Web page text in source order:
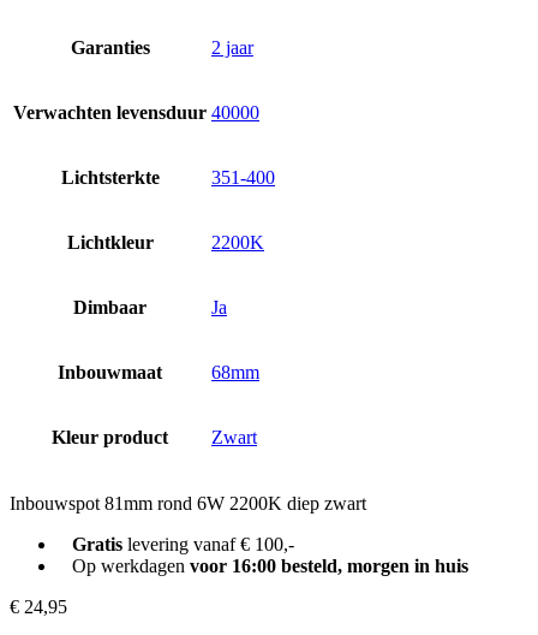
Garanties 2 jaar
Verwachten levensduur 40000
Lichtsterkte 351-400
Lichtkleur 2200K
Dimbaar Ja
Inbouwmaat 68mm
Kleur product Zwart
Inbouwspot 81mm rond 6W 2200K diep zwart
Gratislevering vanaf € 100,-
Op werkdagen voor 16:00 besteld, morgen in huis
€ 24,95